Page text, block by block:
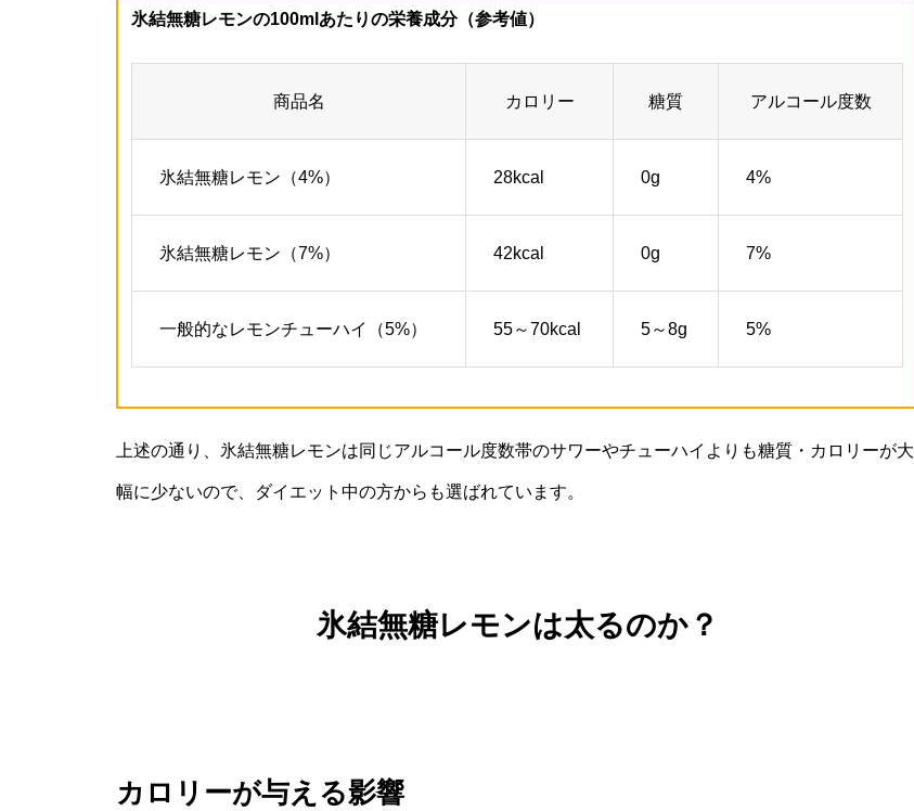
氷結無糖レモンの100mlあたりの栄養成分（参考値）
商品名 カロリー 糖質 アルコール度数
氷結無糖レモン（4%） 28kcal 0g 4%
氷結無糖レモン（7%） 42kcal 0g 7%
一般的なレモンチューハイ（5%） 55～70kcal 5～8g 5%
上述の通り、氷結無糖レモンは同じアルコール度数帯のサワーやチューハイよりも糖質・カロリーが大
幅に少ないので、ダイエット中の方からも選ばれています。
氷結無糖レモンは太るのか？
カロリーが与える影響